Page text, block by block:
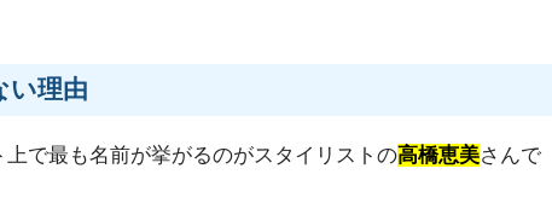
い理由
で最も名前が挙がるのがスタイリストの高橋恵美さんで